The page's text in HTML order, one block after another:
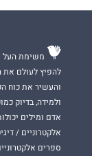
משימת העל
להפיץ לעולם את
והעשיר את כוח
ולמידה, בדיוק
אדם ומילים
אלקטרוניים /
ספרים